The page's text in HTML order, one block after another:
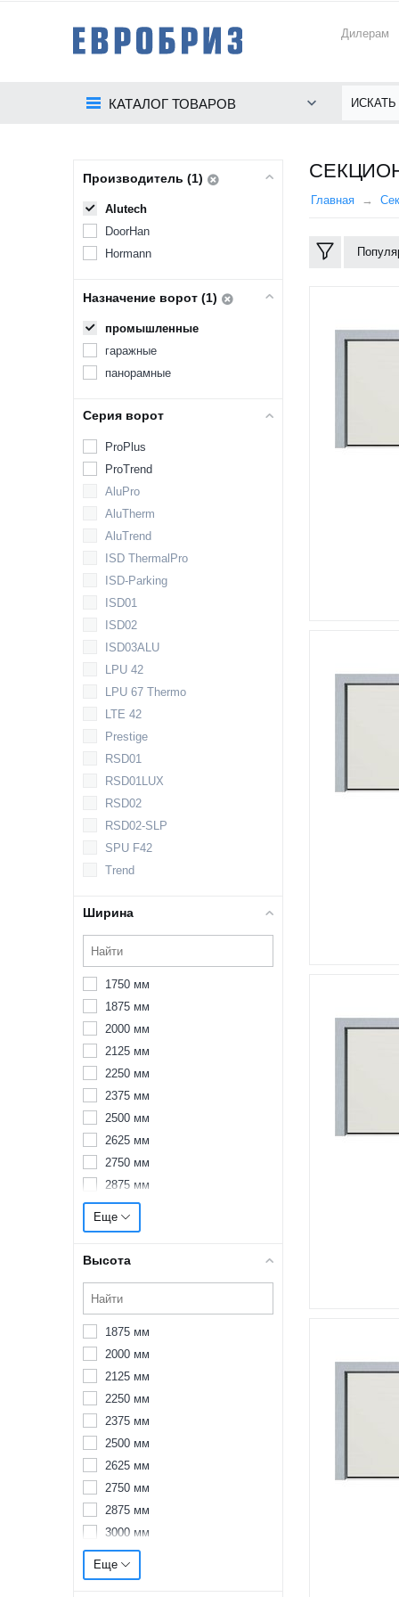
Дилерам
КАТАЛОГ ТОВАРОВ
Главная
Производитель (1)
Alutech
DoorHan
Hormann
Назначение ворот (1)
промышленные
гаражные
панорамные
Серия ворот
ProPlus
ProTrend
AluPro
AluTherm
AluTrend
ISD ThermalPro
ISD-Parking
ISD01
ISD02
ISD03ALU
LPU 42
LPU 67 Thermo
LTE 42
Prestige
RSD01
RSD01LUX
RSD02
RSD02-SLP
SPU F42
Trend
Ширина
1750 мм
1875 мм
2000 мм
2125 мм
2250 мм
2375 мм
2500 мм
2625 мм
2750 мм
2875 мм
3000 мм
3125 мм
3500 мм
3625 мм
5000 мм
Еще
Высота
1875 мм
2000 мм
2125 мм
2250 мм
2375 мм
2500 мм
2625 мм
2750 мм
2875 мм
3000 мм
3125 мм
3250 мм
Еще